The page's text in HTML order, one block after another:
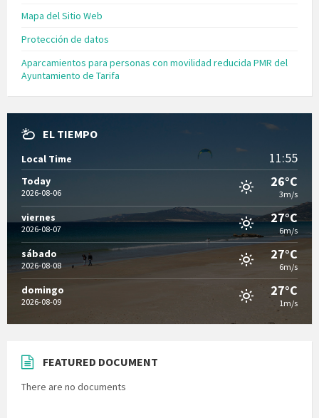
Mapa del Sitio Web
Protección de datos
Aparcamientos para personas con movilidad reducida PMR del
Ayuntamiento de Tarifa
EL TIEMPO
Local Time 11:55
Today
2026-08-06
26°C
3m/s
viernes
2026-08-07
27°C
6m/s
sábado
2026-08-08
27°C
6m/s
domingo
2026-08-09
27°C
1m/s
FEATURED DOCUMENT
There are no documents